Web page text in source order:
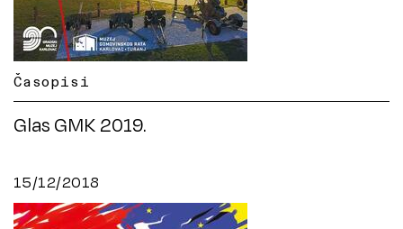
Časopisi
Glas GMK 2019.
15/12/2018